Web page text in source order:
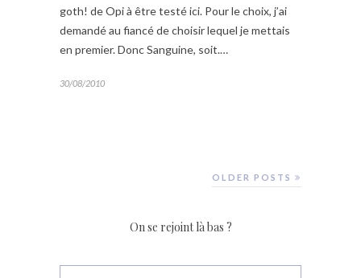
goth! de Opi à être testé ici. Pour le choix, j’ai
demandé au fiancé de choisir lequel je mettais
en premier. Donc Sanguine, soit.…
30/08/2010
OLDER POSTS
On se rejoint là bas ?